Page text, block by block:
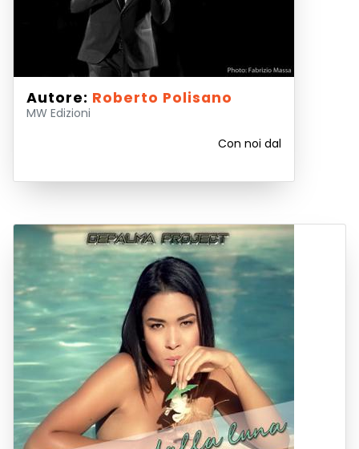
Autore: Roberto Polisano
MW Edizioni
Con noi dal